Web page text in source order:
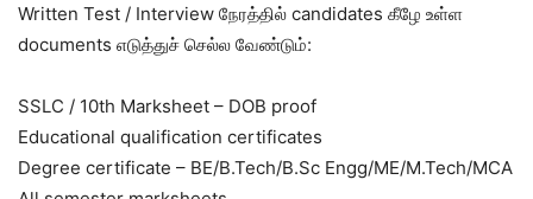
Written Test / Interview நேரத்தில் candidates கீழே உள்ள
documents எடுத்துச் செல்ல வேண்டும்:
SSLC / 10th Marksheet – DOB proof
Educational qualification certificates
Degree certificate – BE/B.Tech/B.Sc Engg/ME/M.Tech/MCA